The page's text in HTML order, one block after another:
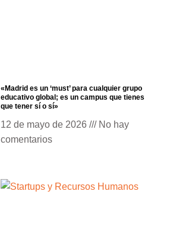
«Madrid es un ‘must’ para cualquier grupo
educativo global; es un campus que tienes
que tener sí o sí»
12 de mayo de 2026
No hay
comentarios